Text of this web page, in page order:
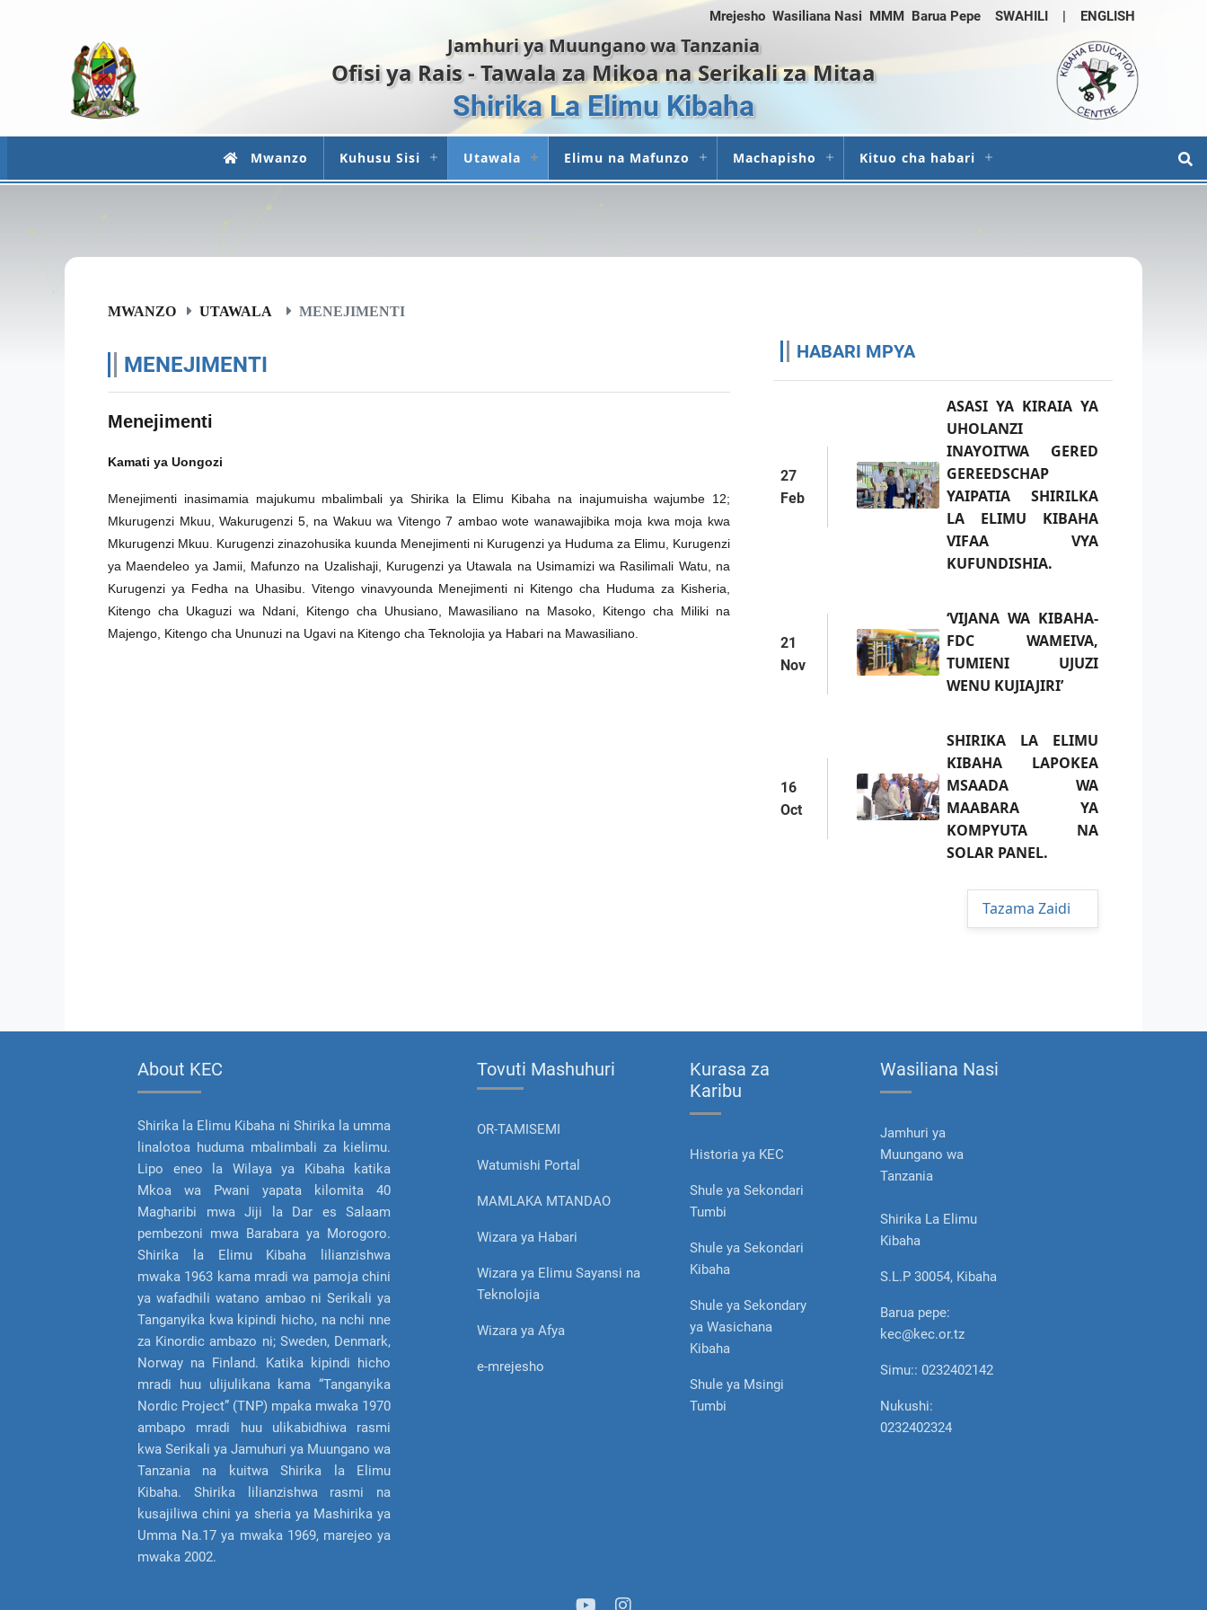
Mrejesho Wasiliana Nasi MMM Barua Pepe SWAHILI | ENGLISH
Jamhuri ya Muungano wa Tanzania
Ofisi ya Rais - Tawala za Mikoa na Serikali za Mitaa
Shirika La Elimu Kibaha
Mwanzo Kuhusu Sisi Utawala Elimu na Mafunzo Machapisho Kituo cha habari
MWANZO UTAWALA MENEJIMENTI
MENEJIMENTI
Menejimenti
Kamati ya Uongozi
Menejimenti inasimamia majukumu mbalimbali ya Shirika la Elimu Kibaha na inajumuisha wajumbe 12;
Mkurugenzi Mkuu, Wakurugenzi 5, na Wakuu wa Vitengo 7 ambao wote wanawajibika moja kwa moja kwa
Mkurugenzi Mkuu. Kurugenzi zinazohusika kuunda Menejimenti ni Kurugenzi ya Huduma za Elimu, Kurugenzi
ya Maendeleo ya Jamii, Mafunzo na Uzalishaji, Kurugenzi ya Utawala na Usimamizi wa Rasilimali Watu, na
Kurugenzi ya Fedha na Uhasibu. Vitengo vinavyounda Menejimenti ni Kitengo cha Huduma za Kisheria,
Kitengo cha Ukaguzi wa Ndani, Kitengo cha Uhusiano, Mawasiliano na Masoko, Kitengo cha Miliki na
Majengo, Kitengo cha Ununuzi na Ugavi na Kitengo cha Teknolojia ya Habari na Mawasiliano.
HABARI MPYA
27
Feb
ASASI YA KIRAIA YA
UHOLANZI
INAYOITWA GERED
GEREEDSCHAP
YAIPATIA SHIRILKA
LA ELIMU KIBAHA
VIFAA VYA
KUFUNDISHIA.
21
Nov
‘VIJANA WA KIBAHA-
FDC WAMEIVA,
TUMIENI UJUZI
WENU KUJIAJIRI’
16
Oct
SHIRIKA LA ELIMU
KIBAHA LAPOKEA
MSAADA WA
MAABARA YA
KOMPYUTA NA
SOLAR PANEL.
Tazama Zaidi
About KEC
Shirika la Elimu Kibaha ni Shirika la umma
linalotoa huduma mbalimbali za kielimu.
Lipo eneo la Wilaya ya Kibaha katika
Mkoa wa Pwani yapata kilomita 40
Magharibi mwa Jiji la Dar es Salaam
pembezoni mwa Barabara ya Morogoro.
Shirika la Elimu Kibaha lilianzishwa
mwaka 1963 kama mradi wa pamoja chini
ya wafadhili watano ambao ni Serikali ya
Tanganyika kwa kipindi hicho, na nchi nne
za Kinordic ambazo ni; Sweden, Denmark,
Norway na Finland. Katika kipindi hicho
mradi huu ulijulikana kama “Tanganyika
Nordic Project” (TNP) mpaka mwaka 1970
ambapo mradi huu ulikabidhiwa rasmi
kwa Serikali ya Jamuhuri ya Muungano wa
Tanzania na kuitwa Shirika la Elimu
Kibaha. Shirika lilianzishwa rasmi na
kusajiliwa chini ya sheria ya Mashirika ya
Umma Na.17 ya mwaka 1969, marejeo ya
mwaka 2002.
Tovuti Mashuhuri
OR-TAMISEMI
Watumishi Portal
MAMLAKA MTANDAO
Wizara ya Habari
Wizara ya Elimu Sayansi na
Teknolojia
Wizara ya Afya
e-mrejesho
Kurasa za
Karibu
Historia ya KEC
Shule ya Sekondari
Tumbi
Shule ya Sekondari
Kibaha
Shule ya Sekondary
ya Wasichana
Kibaha
Shule ya Msingi
Tumbi
Wasiliana Nasi
Jamhuri ya
Muungano wa
Tanzania
Shirika La Elimu
Kibaha
S.L.P 30054, Kibaha
Barua pepe:
kec@kec.or.tz
Simu:: 0232402142
Nukushi:
0232402324